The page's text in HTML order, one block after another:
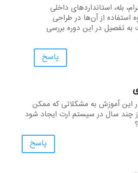
بله، استانداردهای داخلی
استفاده از آن‌ها در طراحی
تفصیل در این دوره بررسی
پاسخ
این آموزش به مشکلاتی که ممکن
چند سال در سیستم ارت ایجاد شود
پاسخ